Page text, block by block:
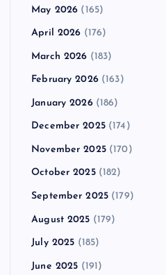
May 2026 (165)
April 2026 (176)
March 2026 (183)
February 2026(163)
January 2026(186)
December 2025(174)
November 2025(170)
October 2025(182)
September 2025 (179)
August 2025 (179)
July 2025 (185)
June 2025 (191)